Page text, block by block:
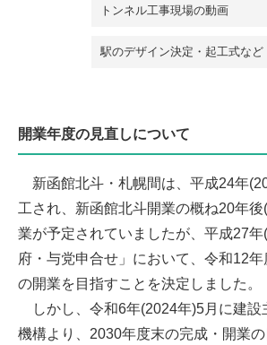
トンネル工事現場の動画
駅のデザイン決定・起工式など
開業年度の見直しについて
新函館北斗・札幌間は、平成24年
工され、新函館北斗開業の概ね20年
業が予定されていましたが、平成27
府・与党申合せ」において、令和12
の開業を目指すことを決定しました。
しかし、令和6年(2024年)5月に建設
機構より、2030年度末の完成・開業